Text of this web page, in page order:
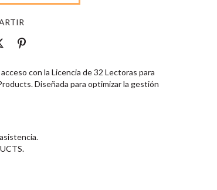
con la Licencia de 32 Lectoras para
Diseñada para optimizar la gestión